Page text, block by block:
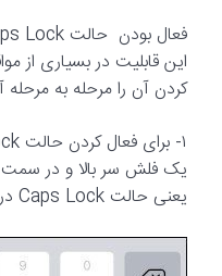
این قابلیت در بسیاری از
کردن آن را مرحله به
یک فلش سر بالا و در سمت
یعنی حالت Caps Lock در آن فعال و در غیر این صورت یعنی این حالت در صفحه کلید غیرفعال شده است.